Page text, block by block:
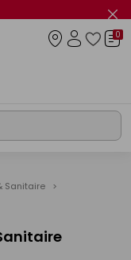
le
info
0
Sanitaire